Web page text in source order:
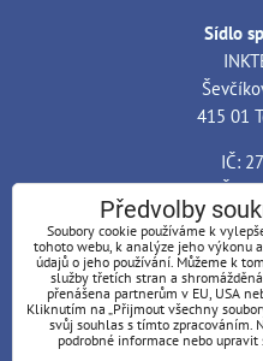
Sídlo
415 01
IČ:
DIČ:
Banka: ČSOB,
Číslo
Kód
Předvolby
Soubory cookie používáme k
tohoto webu, k analýze jeho výkonu
údajů o jeho používání. Můžeme k
služby třetích stran a
přenášena partnerům v EU, USA
Kliknutím na „Přijmout všechny
svůj souhlas s tímto zpracováním.
podrobné informace nebo upravit